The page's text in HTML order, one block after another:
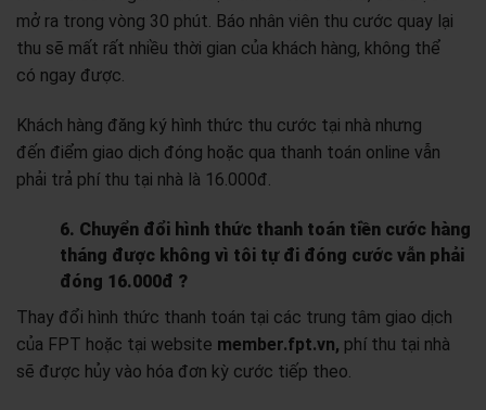
mở ra trong vòng 30 phút. Báo nhân viên thu cước quay lại
thu sẽ mất rất nhiều thời gian của khách hàng, không thể
có ngay được.
Khách hàng đăng ký hình thức thu cước tại nhà nhưng
đến điểm giao dịch đóng hoặc qua thanh toán online vẫn
phải trả phí thu tại nhà là 16.000đ.
6. Chuyển đổi hình thức thanh toán tiền cước hàng
tháng được không vì tôi tự đi đóng cước vẫn phải
đóng 16.000đ ?
Thay đổi hình thức thanh toán tại các trung tâm giao dịch
của FPT hoặc tại website member.fpt.vn, phí thu tại nhà
sẽ được hủy vào hóa đơn kỳ cước tiếp theo.